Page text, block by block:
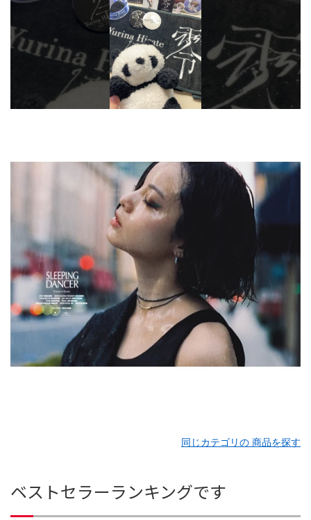
同じカテゴリの 商品を探す
ベストセラーランキングです